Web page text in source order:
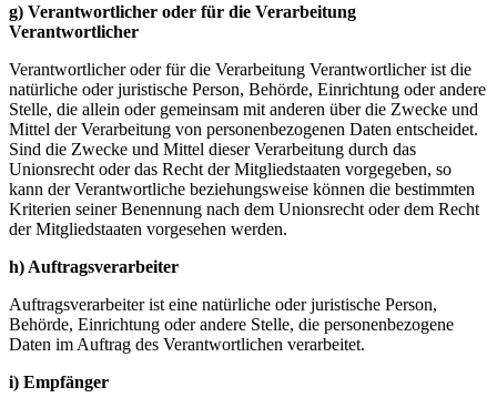
g) Verantwortlicher oder für die Verarbeitung
Verantwortlicher
Verantwortlicher oder für die Verarbeitung Verantwortlicher ist die
natürliche oder juristische Person, Behörde, Einrichtung oder andere
Stelle, die allein oder gemeinsam mit anderen über die Zwecke und
Mittel der Verarbeitung von personenbezogenen Daten entscheidet.
Sind die Zwecke und Mittel dieser Verarbeitung durch das
Unionsrecht oder das Recht der Mitgliedstaaten vorgegeben, so
kann der Verantwortliche beziehungsweise können die bestimmten
Kriterien seiner Benennung nach dem Unionsrecht oder dem Recht
der Mitgliedstaaten vorgesehen werden.
h) Auftragsverarbeiter
Auftragsverarbeiter ist eine natürliche oder juristische Person,
Behörde, Einrichtung oder andere Stelle, die personenbezogene
Daten im Auftrag des Verantwortlichen verarbeitet.
i) Empfänger